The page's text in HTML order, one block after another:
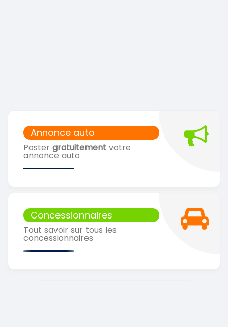
Annonce auto
Poster gratuitement votre
annonce auto
Concessionnaires
Tout savoir sur tous les
concessionnaires